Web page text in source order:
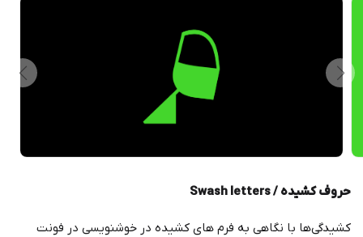
حروف کشیده /Swash letters
کشیدگی‌ها با نگاهی به فرم های کشیده در خوشنویسی در فونت